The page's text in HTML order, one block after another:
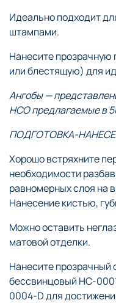
Идеально подходит
штампами.
Нанесите прозрачную
или блестящую) для
Ангобы —
НСO предлагаемые в
ПОДГОТОВКА-
Хорошо встряхните
необходимости
равномерных слоя на
Нанесение кистью,
Можно оставить
матовой отделки.
Нанесите прозрачный
бессвинцовый HC-
0004-D для